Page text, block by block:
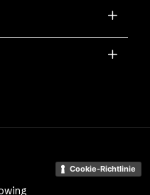
Cookie-Richtlinie